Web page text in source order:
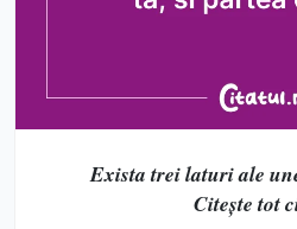
Exista trei laturi ale
Citește tot